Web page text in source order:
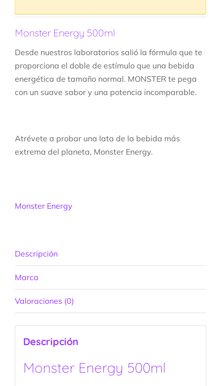
Monster Energy 500ml
Desde nuestros laboratorios salió la fórmula que te
proporciona el doble de estímulo que una bebida
energética de tamaño normal. MONSTER te pega
con un suave sabor y una potencia incomparable.
Atrévete a probar una lata de la bebida más
extrema del planeta, Monster Energy.
Monster Energy
Descripción
Marca
Valoraciones (0)
Descripción
Monster Energy 500ml